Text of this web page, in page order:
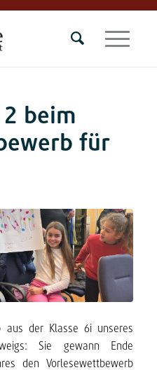
beim
für
aus der Klasse 6i unseres
Sie gewann Ende
den Vorlesewettbewerb